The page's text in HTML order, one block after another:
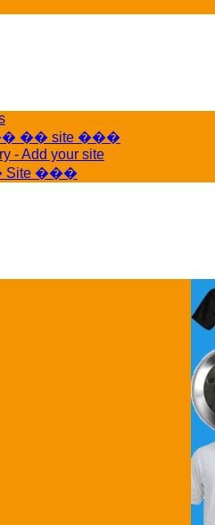
�� site ���
- Add your site
���